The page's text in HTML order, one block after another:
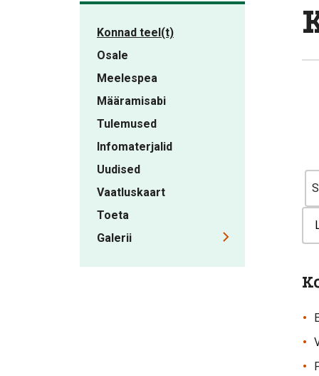
Konnad teel(t)
Osale
Meelespea
Määramisabi
Tulemused
Infomaterjalid
Uudised
Vaatluskaart
Toeta
Galerii